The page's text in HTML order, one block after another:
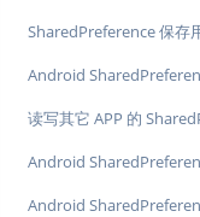
SharedPreference 保存
Android
读写其它 APP 的
Android
Android